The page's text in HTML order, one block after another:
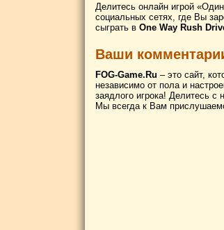
Делитесь онлайн игрой
социальных сетях, где Вы
сыграть в One Way Rush
Ваши
FOG-Game.Ru – это сайт,
независимо от пола и
заядлого игрока! Делитесь
Мы всегда к Вам